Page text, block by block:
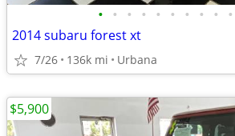
• • • • • • • • • •
2014 subaru forest xt
7/26 136k mi Urbana
$5,900